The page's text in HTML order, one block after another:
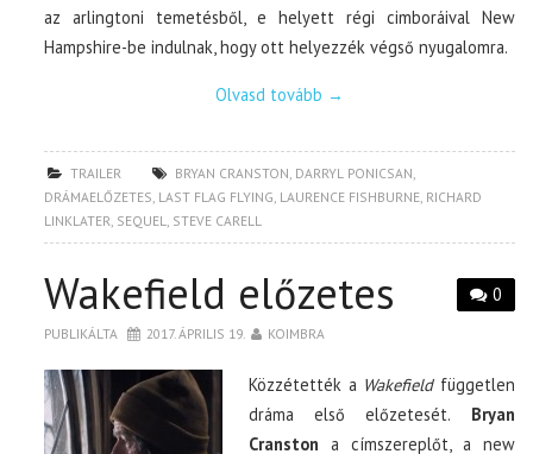
az arlingtoni temetésből, e helyett régi cimboráival New
Hampshire-be indulnak, hogy ott helyezzék végső nyugalomra.
Olvasd tovább →
TRAILER BRYAN CRANSTON, DARRYL PONICSAN,
DRÁMAELŐZETES, LAST FLAG FLYING, LAURENCE FISHBURNE, RICHARD
LINKLATER, SEQUEL, STEVE CARELL
0
Wakefield előzetes
PUBLIKÁLTA 2017. ÁPRILIS 19. KOIMBRA
Közzétették a Wakefieldfüggetlen
dráma első előzetesét. Bryan
Cranston a címszereplőt, a new